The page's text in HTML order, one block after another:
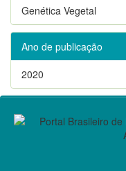
Genética Vegetal
Ano de publicação
2020